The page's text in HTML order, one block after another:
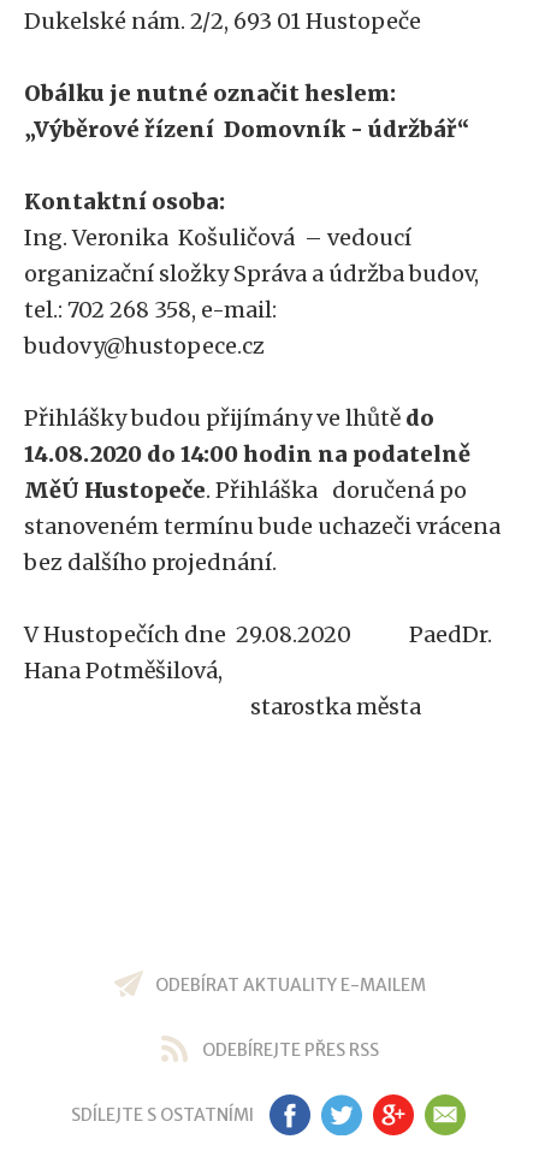
Dukelské nám. 2/2, 693 01 Hustopeče
Obálku je nutné označit heslem:
„Výběrové řízení Domovník - údržbář“
Kontaktní osoba:
Ing. Veronika Košuličová – vedoucí
organizační složky Správa a údržba budov,
tel.: 702 268 358, e-mail:
budovy@hustopece.cz
Přihlášky budou přijímány ve lhůtě do
14.08.2020 do 14:00 hodin na podatelně
MěÚ Hustopeče. Přihláška doručená po
stanoveném termínu bude uchazeči vrácena
bez dalšího projednání.
V Hustopečích dne 29.08.2020
PaedDr.
Hana Potměšilová,
starostka města
ODEBÍRAT AKTUALITY E-MAILEM
ODEBÍREJTE PŘES RSS
SDÍLEJTE S OSTATNÍMI FB TW GP EM